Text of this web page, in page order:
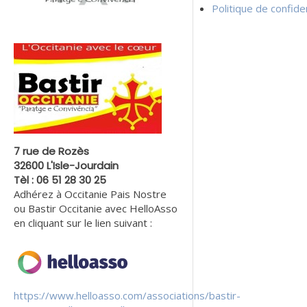
7 rue de Rozès
32600 L'Isle-Jourdain
Tèl : 06 51 28 30 25
Adhérez à Occitanie Pais Nostre
ou Bastir Occitanie avec HelloAsso
en cliquant sur le lien suivant :
https://www.helloasso.com/associations/bastir-
Politique de